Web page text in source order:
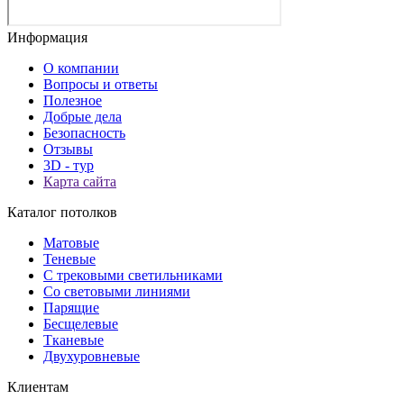
Информация
О компании
Вопросы и ответы
Полезное
Добрые дела
Безопасность
Отзывы
3D - тур
Карта сайта
Каталог потолков
Матовые
Теневые
С трековыми светильниками
Со световыми линиями
Парящие
Бесщелевые
Тканевые
Двухуровневые
Клиентам